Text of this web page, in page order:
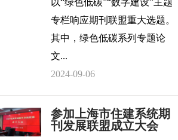
专栏响应期刊联盟重大选题。
其中，绿色低碳系列专题论
文...
2024-09-06
参加上海市住建系统期
刊发展联盟成立大会